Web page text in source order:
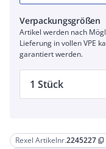
Rexel Artikelnr.2245227 content_copy
Verpackungsgrößen
Artikel werden nach
Lieferung in vollen VPE
garantiert werden.
1 Stück